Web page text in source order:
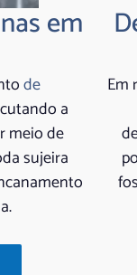
em
de
a
meio de
sujeira
Em